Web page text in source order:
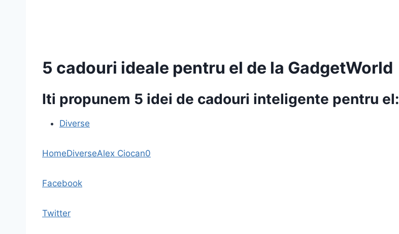
5 cadouri ideale pentru el de la GadgetWorld
Iti propunem 5 idei de cadouri inteligente pentru el:
Diverse
HomeDiverseAlex Ciocan0
Facebook
Twitter